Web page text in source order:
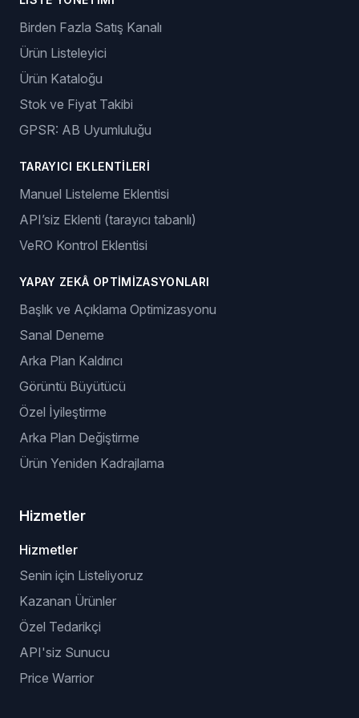
Birden Fazla Satış Kanalı
Ürün Listeleyici
Ürün Kataloğu
Stok ve Fiyat Takibi
GPSR: AB Uyumluluğu
TARAYICI EKLENTILERI
Manuel Listeleme Eklentisi
API’siz Eklenti (tarayıcı tabanlı)
VeRO Kontrol Eklentisi
YAPAY ZEKÂ OPTIMIZASYONLARI
Başlık ve Açıklama Optimizasyonu
Sanal Deneme
Arka Plan Kaldırıcı
Görüntü Büyütücü
Özel İyileştirme
Arka Plan Değiştirme
Ürün Yeniden Kadrajlama
Hizmetler
Hizmetler
Senin için Listeliyoruz
Kazanan Ürünler
Özel Tedarikçi
API'siz Sunucu
Price Warrior